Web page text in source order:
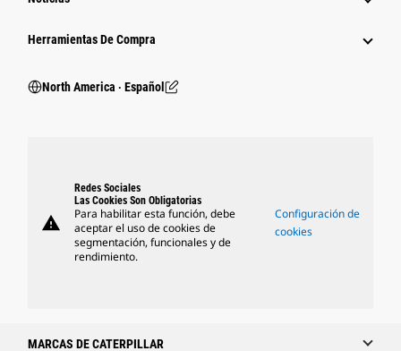
Herramientas De Compra
North America ‧ Español
warning
Redes Sociales
Las Cookies Son Obligatorias
Para habilitar esta función, debe
aceptar el uso de cookies de
segmentación, funcionales y de
rendimiento.
Configuración de
cookies
MARCAS DE CATERPILLAR